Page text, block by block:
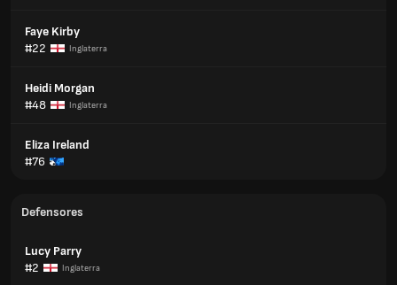
Faye Kirby
#22
Inglaterra
Heidi Morgan
#48
Inglaterra
Eliza Ireland
#76
Defensores
Lucy Parry
#2
Inglaterra